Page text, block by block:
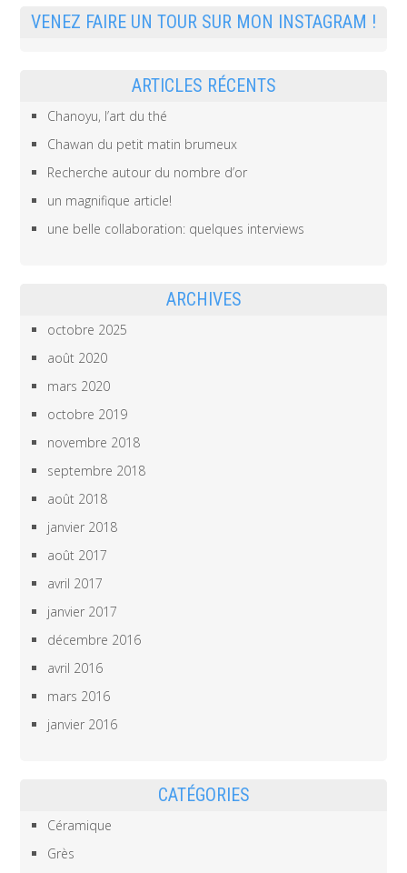
VENEZ FAIRE UN TOUR SUR MON INSTAGRAM !
ARTICLES RÉCENTS
Chanoyu, l’art du thé
Chawan du petit matin brumeux
Recherche autour du nombre d’or
un magnifique article!
une belle collaboration: quelques interviews
ARCHIVES
octobre 2025
août 2020
mars 2020
octobre 2019
novembre 2018
septembre 2018
août 2018
janvier 2018
août 2017
avril 2017
janvier 2017
décembre 2016
avril 2016
mars 2016
janvier 2016
CATÉGORIES
Céramique
Grès